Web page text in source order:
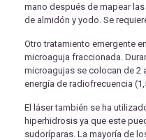
mano después de mapear
de almidón y yodo. Se
Otro tratamiento emergente
microaguja fraccionada.
microagujas se colocan de 2
energía de radiofrecuencia
El láser también se ha
hiperhidrosis ya que este
sudoríparas. La mayoría de